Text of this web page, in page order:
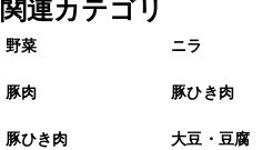
関連カテゴリ
野菜 ニラ
豚肉 豚ひき肉
豚ひき肉 大豆・豆腐